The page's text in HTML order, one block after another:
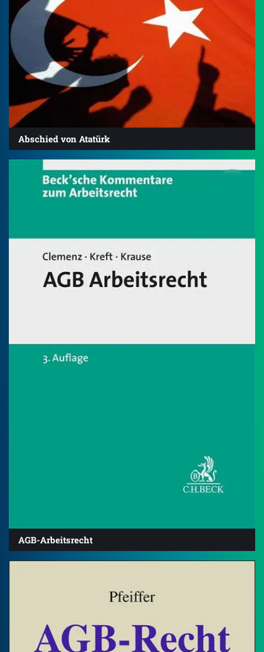
Abschied von Atatürk
AGB-Arbeitsrecht